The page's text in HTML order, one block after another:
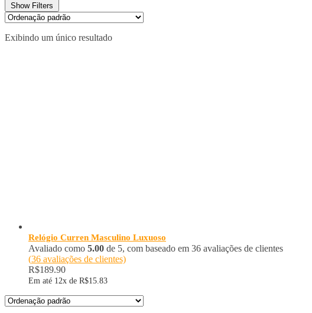
Show Filters
Exibindo um único resultado
Relógio Curren Masculino Luxuoso
Avaliado como 5.00 de 5, com baseado em 36 avaliações de clientes
(36 avaliações de clientes)
R$189.90
Em até 12x de R$15.83